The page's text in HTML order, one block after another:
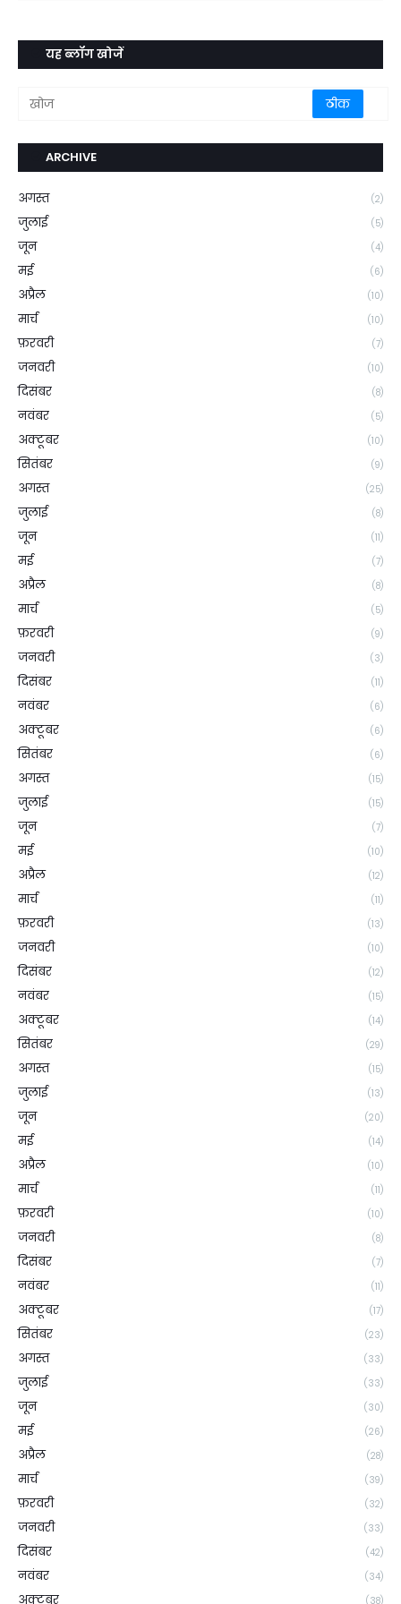
यह ब्लॉग खोजें
ARCHIVE
अगस्त (2)
जुलाई (5)
जून (4)
मई (6)
अप्रैल (10)
मार्च (10)
फ़रवरी (7)
जनवरी (10)
दिसंबर (8)
नवंबर (5)
अक्टूबर (10)
सितंबर (9)
अगस्त (25)
जुलाई (8)
जून (11)
मई (7)
अप्रैल (8)
मार्च (5)
फ़रवरी (9)
जनवरी (3)
दिसंबर (11)
नवंबर (6)
अक्टूबर (6)
सितंबर (6)
अगस्त (15)
जुलाई (15)
जून (7)
मई (10)
अप्रैल (12)
मार्च (11)
फ़रवरी (13)
जनवरी (10)
दिसंबर (12)
नवंबर (15)
अक्टूबर (14)
सितंबर (29)
अगस्त (15)
जुलाई (13)
जून (20)
मई (14)
अप्रैल (10)
मार्च (11)
फ़रवरी (10)
जनवरी (8)
दिसंबर (7)
नवंबर (11)
अक्टूबर (17)
सितंबर (23)
अगस्त (33)
जुलाई (33)
जून (30)
मई (26)
अप्रैल (28)
मार्च (39)
फ़रवरी (32)
जनवरी (33)
दिसंबर (42)
नवंबर (34)
अक्टूबर (38)